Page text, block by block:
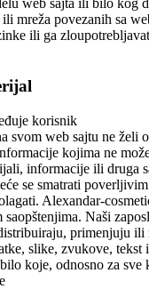
web sajta ili bilo kog
mreža povezanih sa
ili ga
korisnik
svom web sajtu ne želi
kojima ne
informacije ili druga
se smatrati
Alexandar-
saopštenjima. Naši
primenjuju ili
slike, zvukove, tekst
koje, odnosno za sve